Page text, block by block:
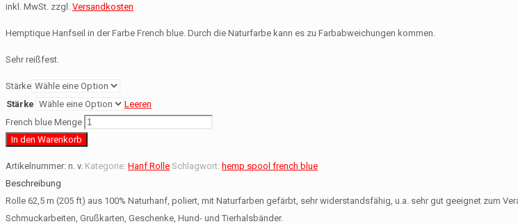
inkl. MwSt. zzgl. Versandkosten
Hemptique Hanfseil in der Farbe French blue. Durch die Naturfarbe kann es zu Farbabweichungen kommen.
Sehr reißfest.
Stärke
Stärke
Leeren
French blue Menge
In den Warenkorb
Artikelnummer: n. v. Kategorie: Hanf Rolle Schlagwort: hemp spool french blue
Beschreibung
Rolle 62,5 m (205 ft) aus 100% Naturhanf, poliert, mit Naturfarben gefärbt, sehr widerstandsfähig, u.a. sehr gut geeignet zum
Schmuckarbeiten, Grußkarten, Geschenke, Hund- und Tierhalsbänder.